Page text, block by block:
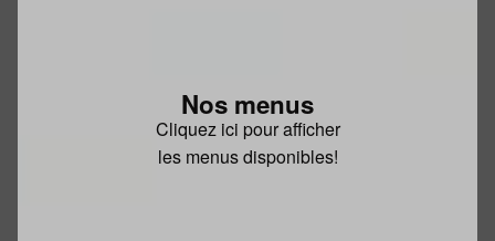
Nos menus
Cliquez ici pour afficher
les menus disponibles!